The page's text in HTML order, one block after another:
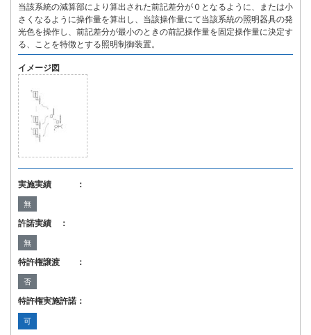
当該系統の減算部により算出された前記差分が０となるように、または小
さくなるように操作量を算出し、当該操作量にて当該系統の照明器具の発
光色を操作し、前記差分が最小のときの前記操作量を固定操作量に決定す
る、ことを特徴とする照明制御装置。
イメージ図
実施実績 ：
無
許諾実績 ：
無
特許権譲渡 ：
否
特許権実施許諾：
可